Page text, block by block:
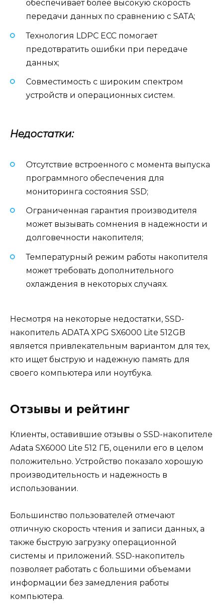
обеспечивает более высокую скорость
передачи данных по сравнению с SATA;
Технология LDPC ECC помогает
предотвратить ошибки при передаче
данных;
Совместимость с широким спектром
устройств и операционных систем.
Недостатки:
Отсутствие встроенного с момента выпуска
программного обеспечения для
мониторинга состояния SSD;
Ограниченная гарантия производителя
может вызывать сомнения в надежности и
долговечности накопителя;
Температурный режим работы накопителя
может требовать дополнительного
охлаждения в некоторых случаях.
Несмотря на некоторые недостатки, SSD-
накопитель ADATA XPG SX6000 Lite 512GB
является привлекательным вариантом для тех,
кто ищет быструю и надежную память для
своего компьютера или ноутбука.
Отзывы и рейтинг
Клиенты, оставившие отзывы о SSD-накопителе
Adata SX6000 Lite 512 ГБ, оценили его в целом
положительно. Устройство показало хорошую
производительность и надежность в
использовании.
Большинство пользователей отмечают
отличную скорость чтения и записи данных, а
также быструю загрузку операционной
системы и приложений. SSD-накопитель
позволяет работать с большими объемами
информации без замедления работы
компьютера.